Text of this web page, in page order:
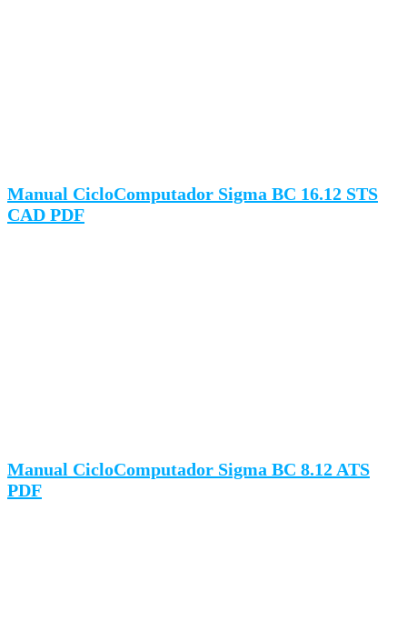
Manual CicloComputador Sigma BC 16.12 STS
CAD PDF
Manual CicloComputador Sigma BC 8.12 ATS
PDF